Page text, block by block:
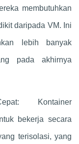
membutuhkan
daripada VM. Ini
lebih banyak
pada akhirnya
Kontainer
bekerja secara
terisolasi, yang